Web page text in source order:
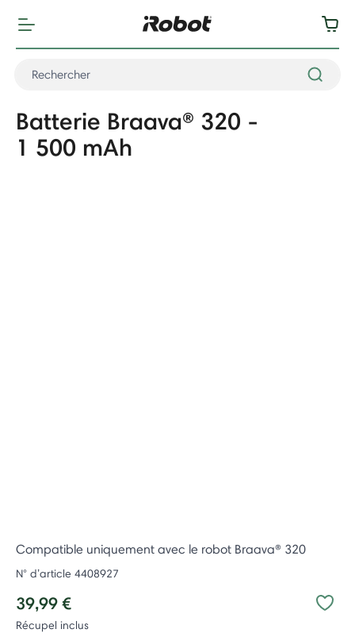
Batterie Braava® 320 -
1 500 mAh
Compatible uniquement avec le robot Braava® 320
N° d’article 4408927
39,99 €
Récupel inclus